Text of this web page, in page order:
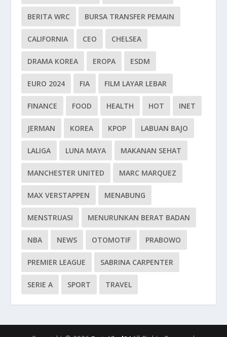
BERITA WRC BURSA TRANSFER PEMAIN
CALIFORNIA CEO CHELSEA
DRAMA KOREA EROPA ESDM
EURO 2024 FIA FILM LAYAR LEBAR
FINANCE FOOD HEALTH HOT INET
JERMAN KOREA KPOP LABUAN BAJO
LALIGA LUNA MAYA MAKANAN SEHAT
MANCHESTER UNITED MARC MARQUEZ
MAX VERSTAPPEN MENABUNG
MENSTRUASI MENURUNKAN BERAT BADAN
NBA NEWS OTOMOTIF PRABOWO
PREMIER LEAGUE SABRINA CARPENTER
SERIE A SPORT TRAVEL